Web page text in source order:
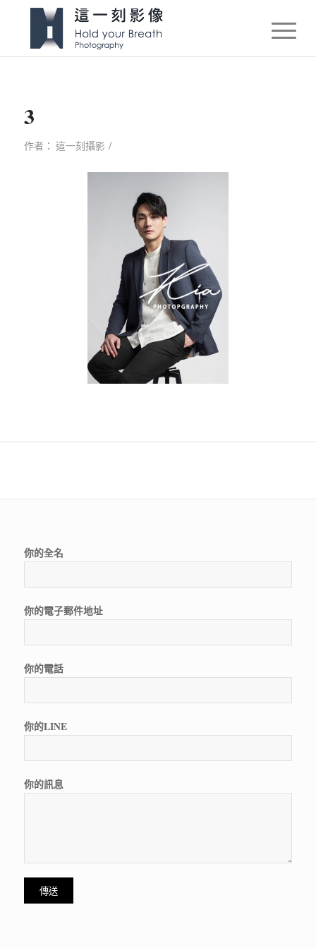
3
作者： 這一刻攝影 /
你的全名
你的電子郵件地址
你的電話
你的LINE
你的訊息